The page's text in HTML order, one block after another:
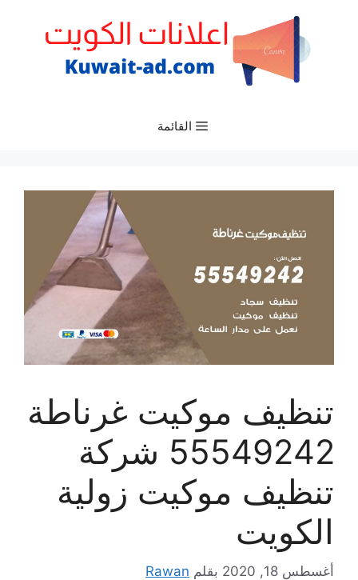
القائمة
تنظيف موكيت غرناطة
55549242 شركة
تنظيف موكيت زولية
الكويت
أغسطس 18, 2020 بقلم Rawan